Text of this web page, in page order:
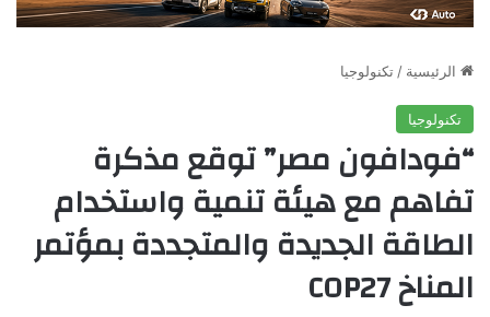
الرئيسية / تكنولوجيا
تكنولوجيا
“فودافون مصر” توقع مذكرة
تفاهم مع هيئة تنمية واستخدام
الطاقة الجديدة والمتجددة بمؤتمر
المناخ COP27